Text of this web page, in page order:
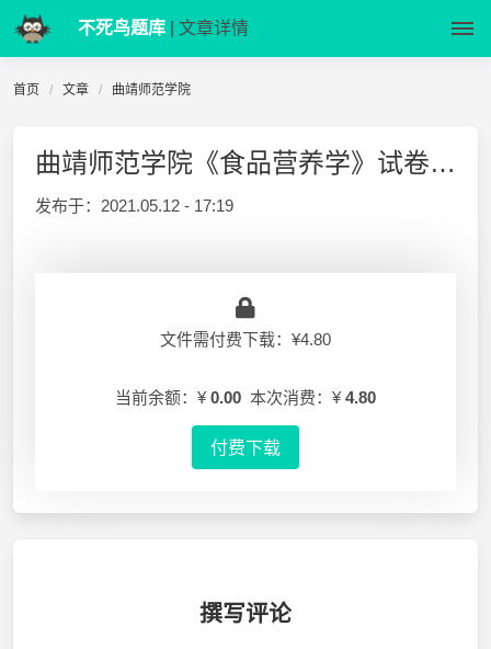
不死鸟题库 | 文章详情
首页 文章 曲靖师范学院
曲靖师范学院《食品营养学》试卷(一)
发布于： 2021.05.12 - 17:19
文件需付费下载：¥4.80
当前余额：¥ 0.00 本次消费：¥ 4.80
付费下载
撰写评论